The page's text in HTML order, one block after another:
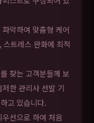
악하여 맞춤형 케어
트레스 완화에 최적
찾는 고객분들께 보
한 관리사 선발 기
고 있습니다.
선으로 하여 처음